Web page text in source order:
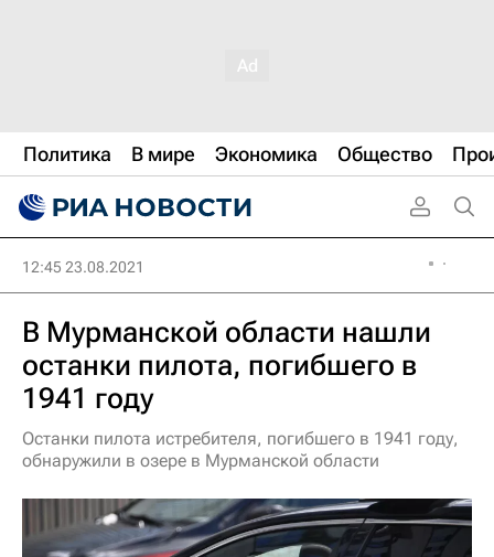
Политика В мире Экономика Общество
12:45 23.08.2021
В Мурманской области нашли
останки пилота, погибшего в
1941 году
Останки пилота истребителя, погибшего в 1941 году,
обнаружили в озере в Мурманской области